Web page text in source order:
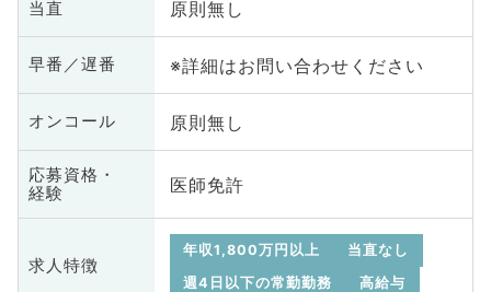
当直 原則無し
早番／遅番 ※詳細はお問い合わせください
オンコール 原則無し
応募資格・
経験
医師免許
求人特徴
年収1,800万円以上
当直なし
週4日以下の常勤勤務
高給与